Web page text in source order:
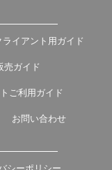
ライアント用ガイド
売ガイド
ご利用ガイド
お問い合わせ